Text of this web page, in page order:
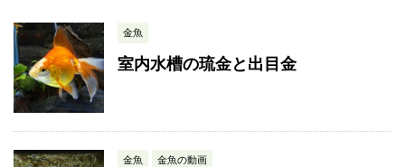
金魚
室内水槽の琉金と出目金
金魚 金魚の動画